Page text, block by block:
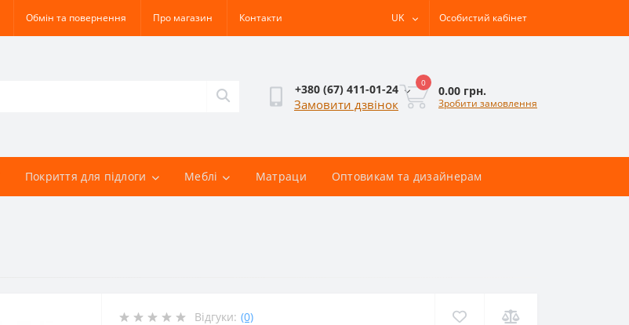
Обмін та повернення Про магазин Контакти UK Особистий кабінет
+380 (67) 411-01-24
Замовити дзвінок
0
0.00 грн.
Зробити замовлення
Покриття для підлоги Меблі Матраци Оптовикам та дизайнерам
Відгуки: (0)